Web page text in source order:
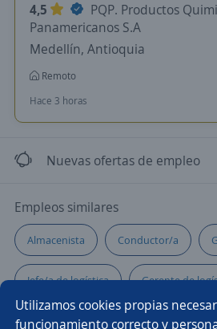
Utilizamos cookies propias
funcionamiento correcto y
4,5
PQP. Productos
Panamericanos S.A
Medellín, Antioquia
Remoto
Hace 3 horas
Nuevas ofertas de empleo
Empleos similares
Almacenista Conductor/a
Jefe/a de logística Gerente de
Supervisor/a de almacén Auxiliar